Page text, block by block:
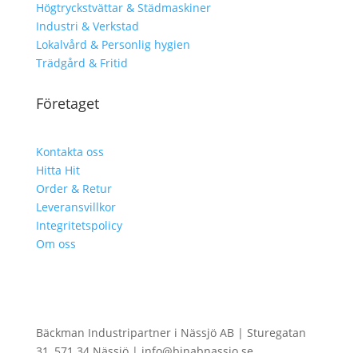
Högtryckstvättar & Städmaskiner
Industri & Verkstad
Lokalvård & Personlig hygien
Trädgård & Fritid
Företaget
Kontakta oss
Hitta Hit
Order & Retur
Leveransvillkor
Integritetspolicy
Om oss
Bäckman Industripartner i Nässjö AB | Sturegatan